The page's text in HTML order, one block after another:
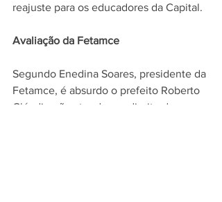
reajuste para os educadores da Capital.
Avaliação da Fetamce
Segundo Enedina Soares, presidente da
Fetamce, é absurdo o prefeito Roberto
Cláudio não atender ao direito dos